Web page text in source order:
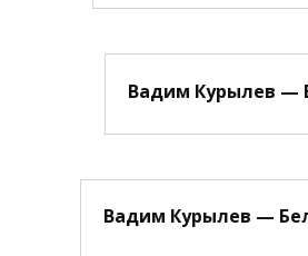
Вадим Курылев —
Вадим Курылев —